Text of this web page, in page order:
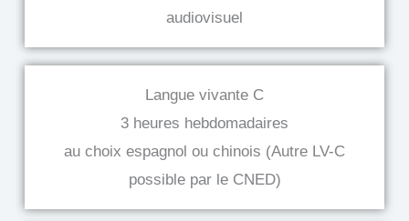
audiovisuel
Langue vivante C
3 heures hebdomadaires
au choix espagnol ou chinois (Autre LV-C
possible par le CNED)